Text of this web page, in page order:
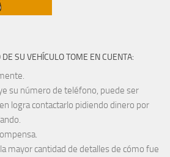
SU VEHÍCULO TOME EN CUENTA:
su número de teléfono, puede ser
logra contactarlo pidiendo dinero por
mayor cantidad de detalles de cómo fue